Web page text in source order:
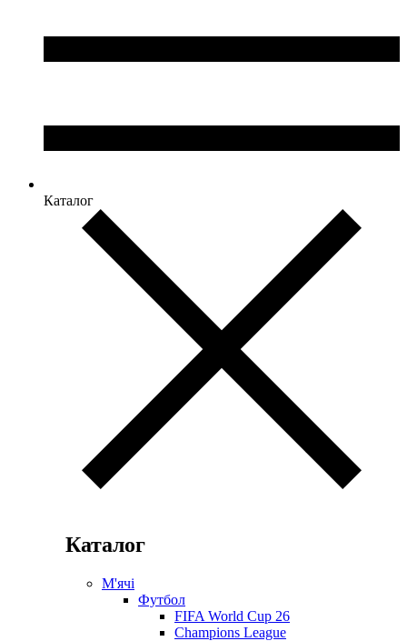
Каталог
Каталог
М'ячі
Футбол
FIFA World Cup 26
Champions League